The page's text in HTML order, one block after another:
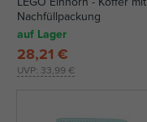
Nachfüllpackung
auf Lager
UVP: 33,99 €
28,21 €